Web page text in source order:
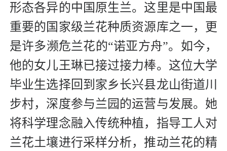
形态各异的中国原生兰。这里是中国最
重要的国家级兰花种质资源库之一，更
是许多濒危兰花的“诺亚方舟”。如今，
他的女儿王琳已接过接力棒。这位大学
毕业生选择回到家乡长兴县龙山街道川
步村，深度参与兰园的运营与发展。她
将科学理念融入传统种植，指导工人对
兰花土壤进行采样分析，推动兰花的精